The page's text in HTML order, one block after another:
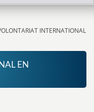
INTERNATIONAL
EN